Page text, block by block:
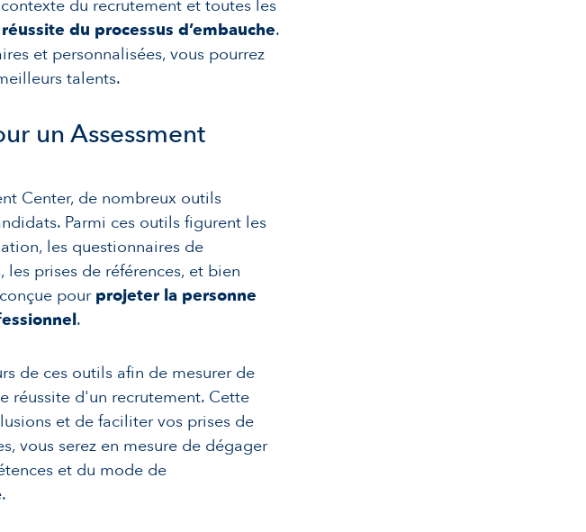
du recrutement et toutes les
réussite du processus d’embauche.
et personnalisées, vous pourrez
talents.
un Assessment
Center, de nombreux outils
Parmi ces outils figurent les
les questionnaires de
prises de références, et bien
pour projeter la personne
.
de ces outils afin de mesurer de
réussite d'un recrutement. Cette
et de faciliter vos prises de
vous serez en mesure de dégager
et du mode de